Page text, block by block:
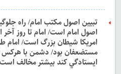
تبيين اصول مکتب امام/ راه
اصول امام است/ امام تا روز
امريکا شيطان بزرگ است/ امام
مستضعفان بود/ دشمن با هرکس
ايستادگي کند بيشتر مخالف است